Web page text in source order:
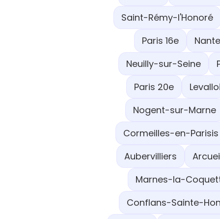
Saint-Rémy-l'Honoré
Paris 16e
Neuilly-sur-Seine
Paris 20e
Nogent-sur-Marne
Cormeilles-en-Parisis
Aubervilliers
Marnes-la-
Conflans-Sainte-